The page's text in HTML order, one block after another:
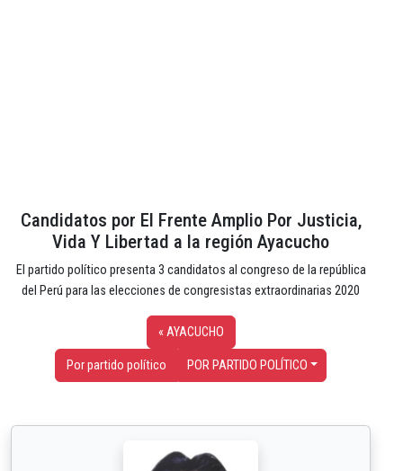
Candidatos por El Frente Amplio Por Justicia,
Vida Y Libertad a la región Ayacucho
El partido político presenta 3 candidatos al congreso de la república
del Perú para las elecciones de congresistas extraordinarias 2020
« AYACUCHO
Por partido político POR PARTIDO POLÍTICO